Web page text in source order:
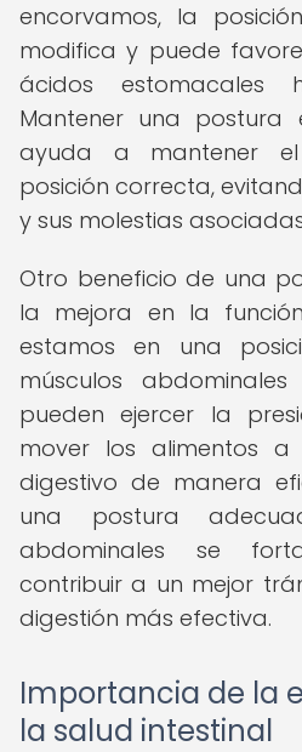
encorvamos, la
modifica y puede
ácidos estomacales
Mantener una postura
ayuda a mantener
posición correcta,
y sus molestias
Otro beneficio de una
la mejora en la
estamos en una
músculos
pueden ejercer la
mover los alimentos a
digestivo de manera
una postura
abdominales se
contribuir a un mejor
digestión más efectiva.
Importancia de la
la salud intestinal